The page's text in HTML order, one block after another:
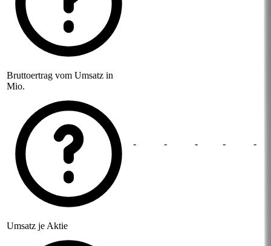
Bruttoertrag vom Umsatz in
Mio.
- - - - -
Umsatz je Aktie